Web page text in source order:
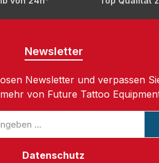
Newsletter
Newsletter und verpassen
von Future Tattoo
Datenschutz